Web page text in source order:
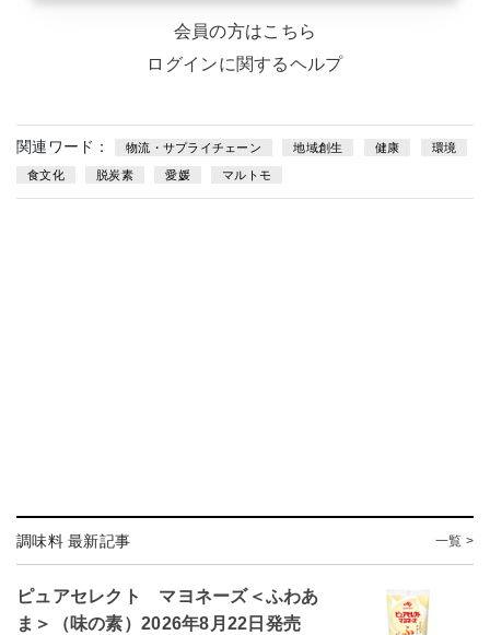
会員の方はこちら
ログインに関するヘルプ
関連ワード： 物流・サプライチェーン 地域創生 健康 環境
食文化 脱炭素 愛媛 マルトモ
調味料 最新記事 一覧 >
ピュアセレクト マヨネーズ＜ふわあ
ま＞（味の素）2026年8月22日発売